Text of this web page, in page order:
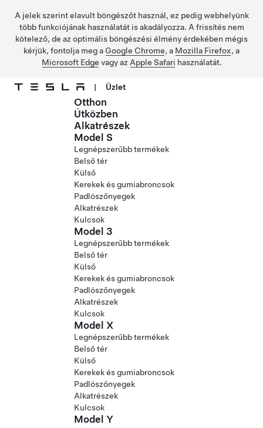
A jelek szerint elavult böngészőt használ, ez pedig webhelyünk
több funkciójának használatát is akadályozza. A frissítés nem
kötelező, de az optimális böngészési élmény érdekében mégis
kérjük, fontolja meg a Google Chrome, a Mozilla Firefox, a
Microsoft Edge vagy az Apple Safari használatát.
| Üzlet
Otthon
Útközben
Alkatrészek
Model S
Legnépszerűbb termékek
Belső tér
Külső
Kerekek és gumiabroncsok
Padlószőnyegek
Alkatrészek
Kulcsok
Model 3
Legnépszerűbb termékek
Belső tér
Külső
Kerekek és gumiabroncsok
Padlószőnyegek
Alkatrészek
Kulcsok
Model X
Legnépszerűbb termékek
Belső tér
Külső
Kerekek és gumiabroncsok
Padlószőnyegek
Alkatrészek
Kulcsok
Model Y